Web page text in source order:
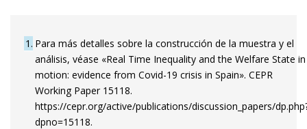
1 Para más detalles sobre la construcción de la muestra y el
análisis, véase «Real Time Inequality and the Welfare State in
motion: evidence from Covid-19 crisis in Spain». CEPR
Working Paper 15118.
https://cepr.org/active/publications/discussion_papers/
dpno=15118.